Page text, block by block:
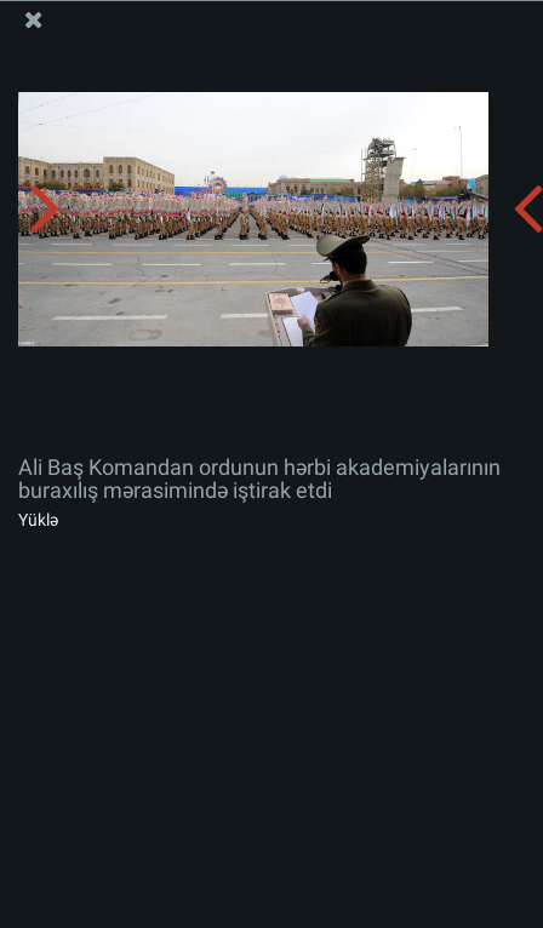
Ali Baş Komandan ordunun hərbi akademiyalarının
buraxılış mərasimində iştirak etdi
Albomu yüklə:
Ali Baş Komandan ordunun hərbi akademiyalarının
buraxılış mərasimində iştirak etdi
Yüklə